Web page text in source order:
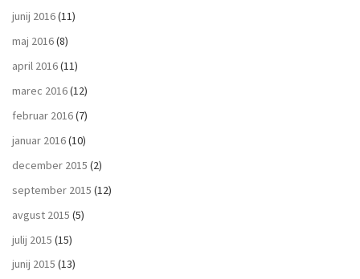
junij 2016(11)
maj 2016(8)
april 2016(11)
marec 2016(12)
februar 2016(7)
januar 2016(10)
december 2015 (2)
september 2015 (12)
avgust 2015 (5)
julij 2015 (15)
junij 2015 (13)